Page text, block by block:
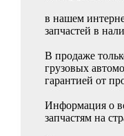
в нашем
запчастей в
В продаже
грузовых
гарантией от
Информация о
запчастям на